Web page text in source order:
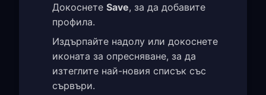
Докоснете Save, за да добавите
профила.
Издърпайте надолу или докоснете
иконата за опресняване, за да
изтеглите най-новия списък със
сървъри.